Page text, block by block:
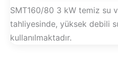
SMT160/80 3 kW temiz su
tahliyesinde, yüksek debili
kullanılmaktadır.